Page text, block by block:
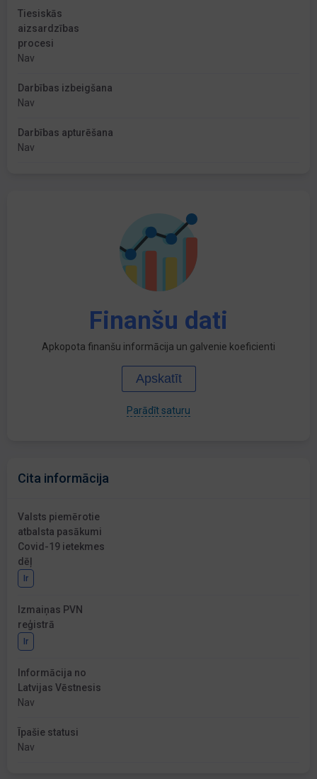
Tiesiskās
aizsardzības
procesi
Nav
Darbības izbeigšana
Nav
Darbības apturēšana
Nav
Finanšu dati
Apkopota finanšu informācija un galvenie koeficienti
Apskatīt
Parādīt saturu
Cita informācija
Valsts piemērotie
atbalsta pasākumi
Covid-19 ietekmes
dēļ
Ir
Izmaiņas PVN
reģistrā
Ir
Informācija no
Latvijas Vēstnesis
Nav
Īpašie statusi
Nav